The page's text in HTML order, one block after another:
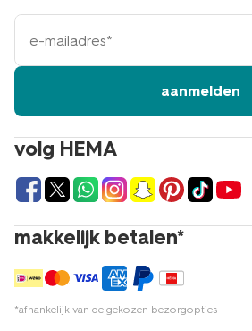
volg HEMA
makkelijk betalen*
*afhankelijk van de gekozen bezorgopties
e-
mailadres
aanmelden